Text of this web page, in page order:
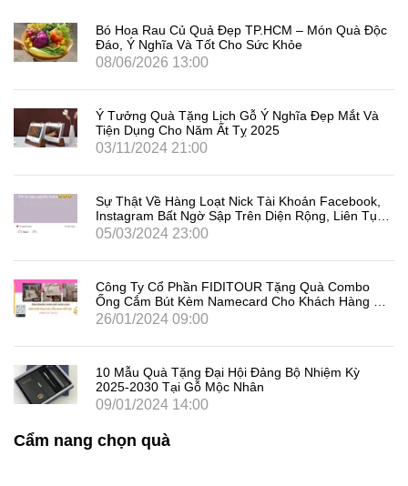
Bó Hoa Rau Củ Quả Đẹp TP.HCM – Món Quà Độc
Đáo, Ý Nghĩa Và Tốt Cho Sức Khỏe
08/06/2026 13:00
Ý Tưởng Quà Tặng Lịch Gỗ Ý Nghĩa Đẹp Mắt Và
Tiện Dụng Cho Năm Ất Tỵ 2025
03/11/2024 21:00
Sự Thật Về Hàng Loạt Nick Tài Khoản Facebook,
Instagram Bất Ngờ Sập Trên Diện Rộng, Liên Tục
Đăng Xuất Người Dùng Là Gì
05/03/2024 23:00
Công Ty Cổ Phần FIDITOUR Tặng Quà Combo
Ống Cắm Bút Kèm Namecard Cho Khách Hàng Dịp
8/3
26/01/2024 09:00
10 Mẫu Quà Tặng Đại Hội Đảng Bộ Nhiệm Kỳ
2025-2030 Tại Gỗ Mộc Nhân
09/01/2024 14:00
Cẩm nang chọn quà